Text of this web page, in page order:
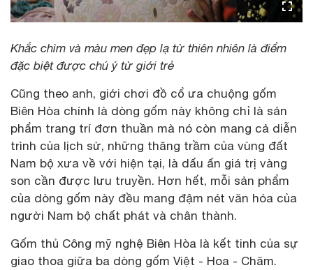
Khắc chìm và màu men đẹp lạ từ thiên nhiên là điểm
đặc biệt được chú ý từ giới trẻ
Cũng theo anh, giới chơi đồ cổ ưa chuộng gốm
Biên Hòa chính là dòng gốm này không chỉ là sản
phẩm trang trí đơn thuần mà nó còn mang cả diễn
trình của lịch sử, những thăng trầm của vùng đất
Nam bộ xưa về với hiện tại, là dấu ấn giá trị vàng
son cần được lưu truyền. Hơn hết, mỗi sản phẩm
của dòng gốm này đều mang đậm nét văn hóa của
người Nam bộ chất phát và chân thành.
Gốm thủ Công mỹ nghệ Biên Hòa là kết tinh của sự
giao thoa giữa ba dòng gốm Việt - Hoa - Chăm.